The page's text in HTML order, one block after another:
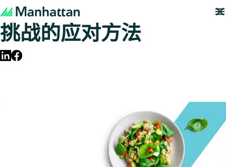
食品杂货电子商务发展与
挑战的应对方法